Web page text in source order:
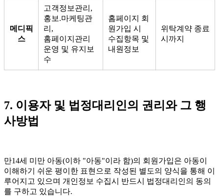
메디픽
스
고객정보관리,
홍보.마케팅관
리,
홈페이지관리
운영 및 유지보
수
홈페이지 회
원가입 시
수집항목 및
내원정보
위탁계약 종료
시까지
7. 이용자 및 법정대리인의 권리와 그 행
사방법
만14세 미만 아동(이하 "아동"이라 함)의 회원가입은 아동이
이해하기 쉬운 평이한 표현으로 작성된 별도의 양식을 통해 이
루어지고 있으며 개인정보 수집시 반드시 법정대리인의 동의
를 구하고 있습니다.